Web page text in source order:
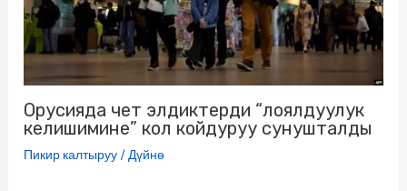
Орусияда чет элдиктерди “лоялдуулук
келишимине” кол койдуруу сунушталды
Пикир калтыруу /Дүйнө